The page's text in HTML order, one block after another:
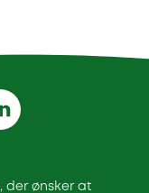
, der ønsker at